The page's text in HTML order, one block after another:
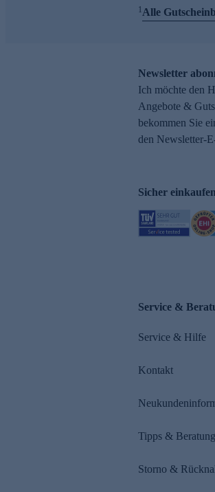
1Alle
Newsletter
Ich möchte den
Angebote &
bekommen Sie
den Newsletter-
Sicher einkaufen
Service &
Service & Hilfe
Kontakt
Tipps & Beratung
Storno &